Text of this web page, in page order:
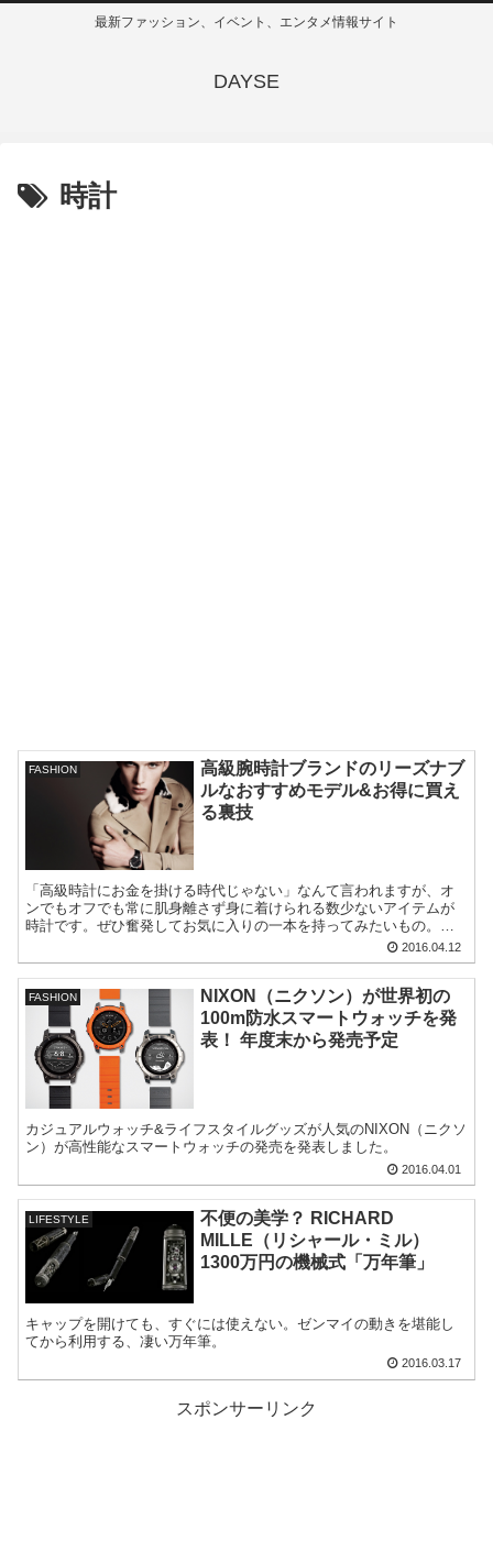
最新ファッション、イベント、エンタメ情報サイト
DAYSE
時計
FASHION
高級腕時計ブランドのリーズナブ
ルなおすすめモデル&お得に買え
る裏技
「高級時計にお金を掛ける時代じゃない」なんて言われますが、オ
ンでもオフでも常に肌身離さず身に着けられる数少ないアイテムが
時計です。ぜひ奮発してお気に入りの一本を持ってみたいもの。そ
んな時に検討したいのが高級ブランドのエントリーモデル。代表的
なものをピックアップしていきます。
2016.04.12
FASHION
NIXON（ニクソン）が世界初の
100m防水スマートウォッチを発
表！ 年度末から発売予定
カジュアルウォッチ&ライフスタイルグッズが人気のNIXON（ニクソ
ン）が高性能なスマートウォッチの発売を発表しました。
2016.04.01
LIFESTYLE
不便の美学？ RICHARD
MILLE（リシャール・ミル）
1300万円の機械式「万年筆」
キャップを開けても、すぐには使えない。ゼンマイの動きを堪能し
てから利用する、凄い万年筆。
2016.03.17
スポンサーリンク